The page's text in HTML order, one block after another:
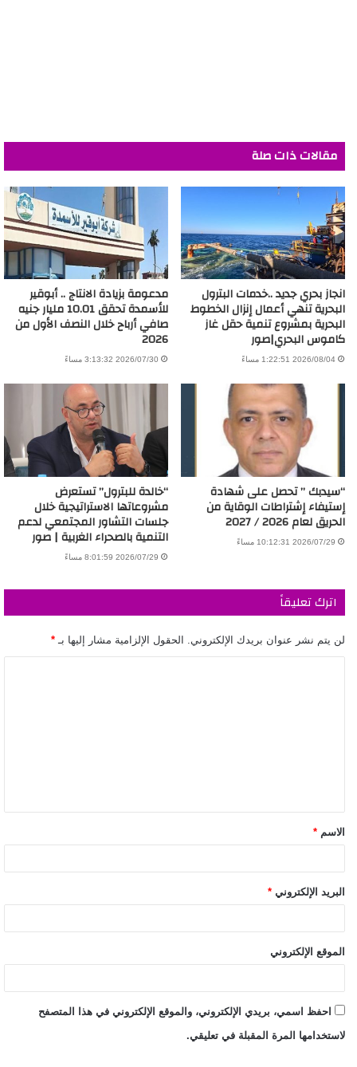
مقالات ذات صلة
انجاز بحري جديد ..خدمات البترول
البحرية تنهي أعمال إنزال الخطوط
البحرية بمشروع تنمية حقل غاز
كاموس البحري|صور
2026/08/04 1:22:51 مساءً
مدعومة بزيادة الانتاج .. أبوقير
للأسمدة تحقق 10.01 مليار جنيه
صافي أرباح خلال النصف الأول من
2026
2026/07/30 3:13:32 مساءً
“سيدبك ” تحصل على شهادة
إستيفاء إشتراطات الوقاية من
الحريق لعام 2026 / 2027
2026/07/29 10:12:31 مساءً
“خالدة للبترول” تستعرض
مشروعاتها الاستراتيجية خلال
جلسات التشاور المجتمعي لدعم
التنمية بالصحراء الغربية | صور
2026/07/29 8:01:59 مساءً
اترك تعليقاً
لن يتم نشر عنوان بريدك الإلكتروني. الحقول الإلزامية مشار إليها بـ *
الاسم *
البريد الإلكتروني *
الموقع الإلكتروني
احفظ اسمي، بريدي الإلكتروني، والموقع الإلكتروني في هذا المتصفح
لاستخدامها المرة المقبلة في تعليقي.